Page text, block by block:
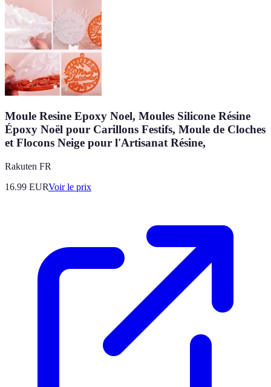
Moule Resine Epoxy Noel, Moules Silicone Résine
Époxy Noël pour Carillons Festifs, Moule de Cloches
et Flocons Neige pour l'Artisanat Résine,
Rakuten FR
16.99 EURVoir le prix